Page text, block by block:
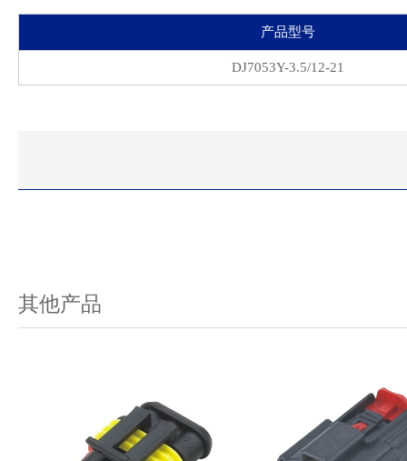
产品型号
DJ7053Y-3.5/12-21
其他产品